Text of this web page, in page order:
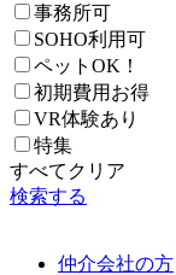
事務所可
SOHO利用可
ペットOK！
初期費用お得
VR体験あり
特集
すべてクリア
検索する
仲介会社の方